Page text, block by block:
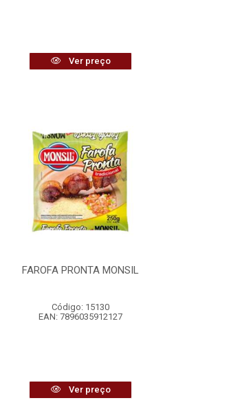
Ver preço
FAROFA PRONTA MONSIL
Código: 15130
EAN: 7896035912127
Ver preço